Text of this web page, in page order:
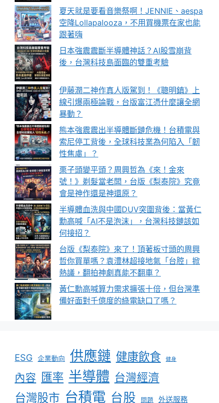
夏天就是要看音樂祭啊！JENNIE、aespa
空降Lollapalooza，不用買機票在家也能
跟著嗨
日本強震震斷半導體神話？AI股雪崩背
後，台灣科技島面臨的雙重考驗
伊藤潤二神作真人版駕到！《聰明鎮》上
線引爆兩極論戰，台版富江憑什麼讓全網
暴動？
熊本強震震出半導體斷鏈危機！台積電與
索尼停工背後，全球科技業為何陷入「韌
性焦慮」？
栗子頭變平頭？周興哲為《來！金來
號！》剃髮當老闆，台版《梨泰院》究竟
會是神作還是神還原？
半導體血洗與中國DUV突圍背後：當黃仁
勳高喊「AI不是泡沫」，台灣科技鏈該如
何接招？
台版《梨泰院》來了！頂著板寸頭的周興
哲你買單嗎？袁澧林超接地氣「台腔」掀
熱議，翻拍神劇真能不翻車？
黃仁勳高喊算力需求擴張十倍，但台灣準
備好面對千億度的綠電缺口了嗎？
ESG 企業動向 供應鏈 健康飲食 健身
內容 匯率 半導體 台灣經濟
台灣股市 台積電 台股 問題 外送服務